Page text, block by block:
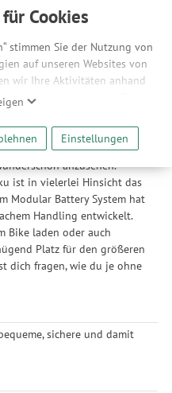
Cookies
stimmen Sie der Nutzung von
auf unseren Websites von
wir Ihre Aktivitäten anhand
nachvollziehen. Dies
nutzungsbasierte
sowie Funktionalitäten
stetig zu verbessern. Dabei
und Werbepartner
erfolgt ausschließlich zum
Inhalten und der
Reichweitenmessungen,
Werbung.
den Drittanbietern
unter Einstellungen. Diese
unserer Website nicht
lediglich für bestimmte
für die Zukunft widerrufen.
Einstellungen
Durchstieg (Easy Entry)
dank cleverer
Fully Integrated Battery
Motor praktisch unsichtbar
Rahmens. Ein Cover
keine Chance. Das
E-Bike-Rahmen,
anzusehen.
ist in vielerlei Hinsicht das
Modular Battery System hat
Handling entwickelt.
Bike laden oder auch
Platz für den größeren
dich fragen, wie du je ohne
sichere und damit